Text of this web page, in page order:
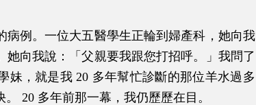
病例。一位大五醫學生正輪到婦產科，她向我
向我說：「父親要我跟您打招呼。」我問了
妹，就是我 20 多年幫忙診斷的那位羊水過多
20 多年前那一幕，我仍歷歷在目。